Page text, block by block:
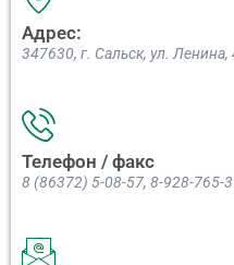
Адрес:
347630, г. Сальск, ул. Ленина,
Телефон / факс
8 (86372) 5-08-57, 8-928-765-